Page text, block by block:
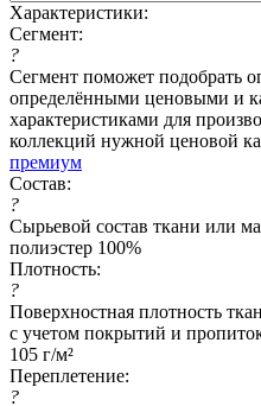
Характеристики:
Сегмент:
?
Сегмент поможет подобрать
определёнными ценовыми и
характеристиками для
коллекций нужной ценовой
премиум
Состав:
?
Сырьевой состав ткани или
полиэстер 100%
Плотность:
?
Поверхностная плотность
с учетом покрытий и
105 г/м²
Переплетение:
?